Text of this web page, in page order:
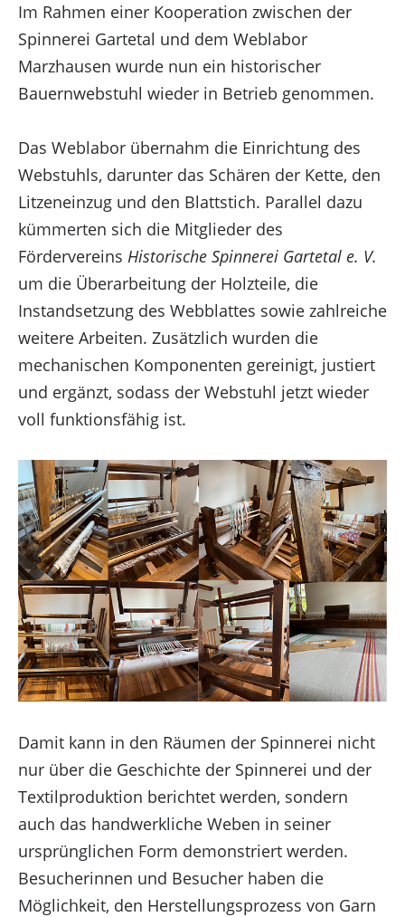
Statistiken
Statistiken
Marketing
Optionen verwalten
Dienste verwalten
Verwalten von {vendor_count}-Lieferanten
Lese mehr über diese Zwecke
Akzeptieren Ablehnen
Einstellungen ansehen
Einstellungen speichern
Einstellungen ansehen
Impressum
Impressum
Im Rahmen einer Kooperation zwischen der
Spinnerei Gartetal und dem Weblabor
Marzhausen wurde nun ein historischer
Bauernwebstuhl wieder in Betrieb genommen.
Das Weblabor übernahm die Einrichtung des
Webstuhls, darunter das Schären der Kette, den
Litzeneinzug und den Blattstich. Parallel dazu
kümmerten sich die Mitglieder des
Fördervereins Historische Spinnerei Gartetal e. V.
um die Überarbeitung der Holzteile, die
Instandsetzung des Webblattes sowie zahlreiche
weitere Arbeiten. Zusätzlich wurden die
mechanischen Komponenten gereinigt, justiert
und ergänzt, sodass der Webstuhl jetzt wieder
voll funktionsfähig ist.
Damit kann in den Räumen der Spinnerei nicht
nur über die Geschichte der Spinnerei und der
Textilproduktion berichtet werden, sondern
auch das handwerkliche Weben in seiner
ursprünglichen Form demonstriert werden.
Besucherinnen und Besucher haben die
Möglichkeit, den Herstellungsprozess von Garn
Zustimmung verwalten